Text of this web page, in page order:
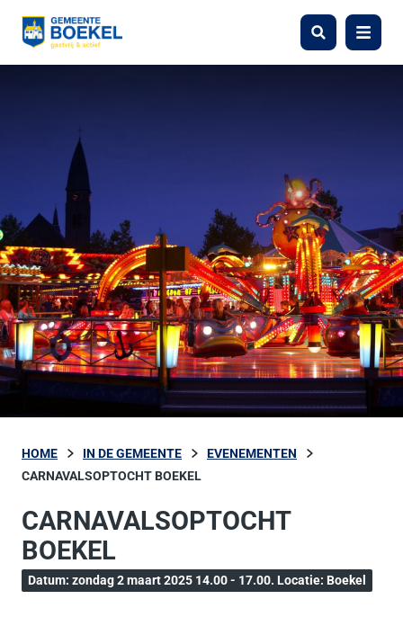
Zoeken Menu
HOME IN DE GEMEENTE
EVENEMENTEN
CARNAVALSOPTOCHT BOEKEL
CARNAVALSOPTOCHT
BOEKEL
Datum: zondag 2 maart 2025 14.00 - 17.00. Locatie: Boekel